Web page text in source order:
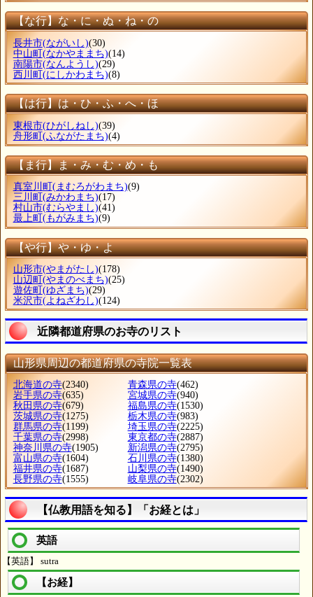
【な行】な・に・ぬ・ね・の
長井市(ながいし)(30)
中山町 (なかやままち)(14)
南陽市(なんようし)(29)
西川町 (にしかわまち)(8)
【は行】は・ひ・ふ・へ・ほ
東根市(ひがしねし)(39)
舟形町(ふながたまち)(4)
【ま行】ま・み・む・め・も
真室川町 (まむろがわまち)(9)
三川町 (みかわまち)(17)
村山市(むらやまし)(41)
最上町 (もがみまち)(9)
【や行】や・ゆ・よ
山形市(やまがたし)(178)
山辺町 (やまのべまち)(25)
遊佐町 (ゆざまち)(29)
米沢市(よねざわし)(124)
近隣都道府県のお寺のリスト
山形県周辺の都道府県の寺院一覧表
北海道の寺(2340) 青森県の寺(462)
岩手県の寺(635) 宮城県の寺(940)
秋田県の寺(679) 福島県の寺(1530)
茨城県の寺(1275) 栃木県の寺(983)
群馬県の寺(1199) 埼玉県の寺(2225)
千葉県の寺(2998) 東京都の寺(2887)
神奈川県の寺(1905) 新潟県の寺(2795)
富山県の寺(1604) 石川県の寺(1380)
福井県の寺(1687) 山梨県の寺(1490)
長野県の寺(1555) 岐阜県の寺(2302)
【仏教用語を知る】「お経とは」
英語
【英語】 sutra
【お経】